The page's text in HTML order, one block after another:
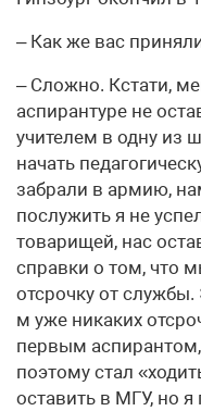
– Как же вас
– Сложно. Кстати,
аспирантуре не
учителем в одну из
начать
забрали в армию,
послужить я не
товарищей, нас
справки о том, что
отсрочку от
м уже никаких
первым
поэтому стал
оставить в МГУ, но